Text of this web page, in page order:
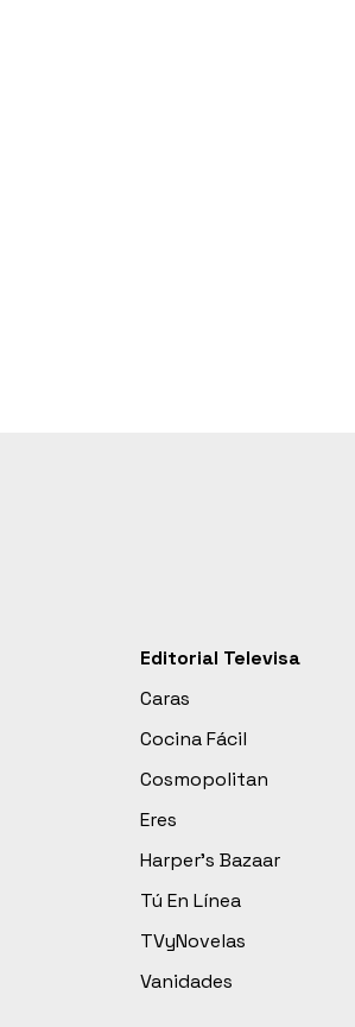
Editorial Televisa
Caras
Cocina Fácil
Cosmopolitan
Eres
Harper’s Bazaar
Tú En Línea
TVyNovelas
Vanidades